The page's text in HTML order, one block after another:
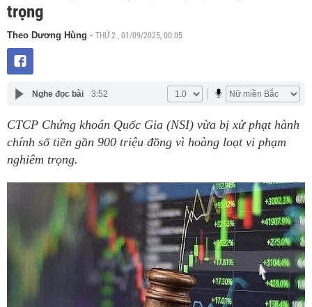
trọng
Theo Dương Hùng - THỨ 2 , 01/09/2025, 00:05
Nghe đọc bài 3:52
CTCP Chứng khoán Quốc Gia (NSI) vừa bị xử phạt hành
chính số tiền gần 900 triệu đồng vì hoàng loạt vi phạm
nghiêm trọng.